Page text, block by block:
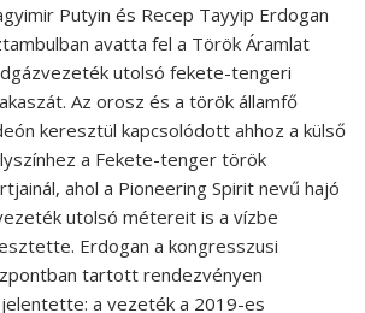
Putyin és Recep Tayyip Erdogan
avatta fel a Török Áramlat
utolsó fekete-tengeri
Az orosz és a török államfő
keresztül kapcsolódott ahhoz a külső
a Fekete-tenger török
ahol a Pioneering Spirit nevű hajó
utolsó métereit is a vízbe
Erdogan a kongresszusi
tartott rendezvényen
a vezeték a 2019-es